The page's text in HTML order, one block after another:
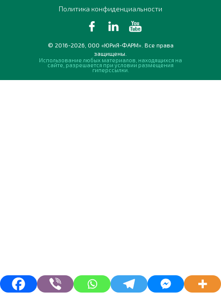
Политика конфиденциальности
© 2016-2026, ООО «ЮРиЯ-ФАРМ». Все права
защищены.
Использование любых материалов, находящихся на
сайте, разрешается при условии размещения
гиперссылки.